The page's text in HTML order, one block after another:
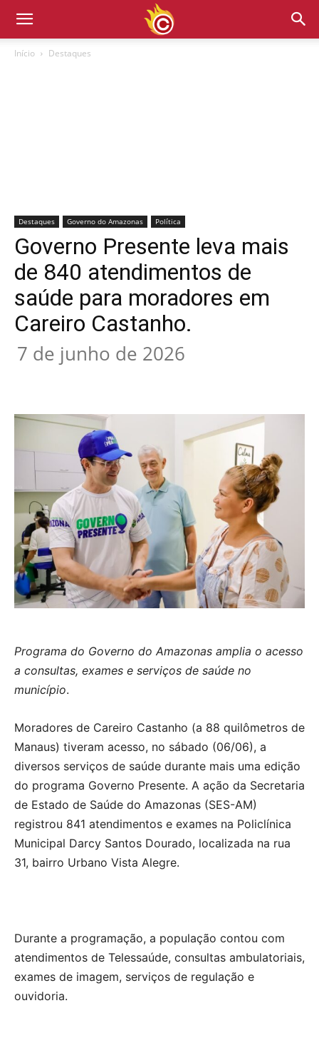
Início Destaques
Destaques Governo do Amazonas Política
Governo Presente leva mais
de 840 atendimentos de
saúde para moradores em
Careiro Castanho.
7 de junho de 2026
Programa do Governo do Amazonas amplia o acesso
a consultas, exames e serviços de saúde no
município.
Moradores de Careiro Castanho (a 88 quilômetros de
Manaus) tiveram acesso, no sábado (06/06), a
diversos serviços de saúde durante mais uma edição
do programa Governo Presente. A ação da Secretaria
de Estado de Saúde do Amazonas (SES-AM)
registrou 841 atendimentos e exames na Policlínica
Municipal Darcy Santos Dourado, localizada na rua
31, bairro Urbano Vista Alegre.
Durante a programação, a população contou com
atendimentos de Telessaúde, consultas ambulatoriais,
exames de imagem, serviços de regulação e
ouvidoria.